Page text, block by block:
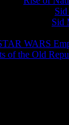
Sid
WARS
of the Old